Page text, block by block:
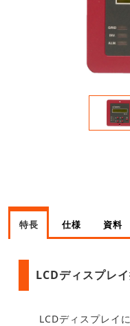
特長 仕様 資料
LCDディスプレ
LCDディスプレイ